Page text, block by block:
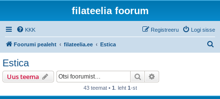
filateelia foorum
KKK Logi sisse
Registreeru
Foorumi pealeht filateelia.ee Estica
Estica
Uus teema Otsi
43 teemat • 1 . leht 1-st